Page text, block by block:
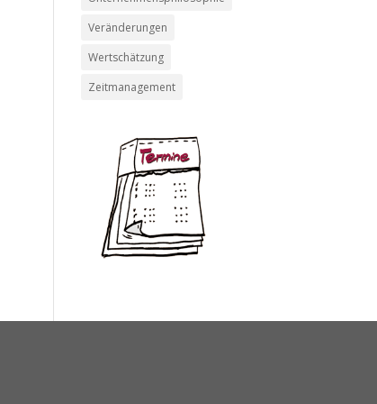
Veränderungen
Wertschätzung
Zeitmanagement